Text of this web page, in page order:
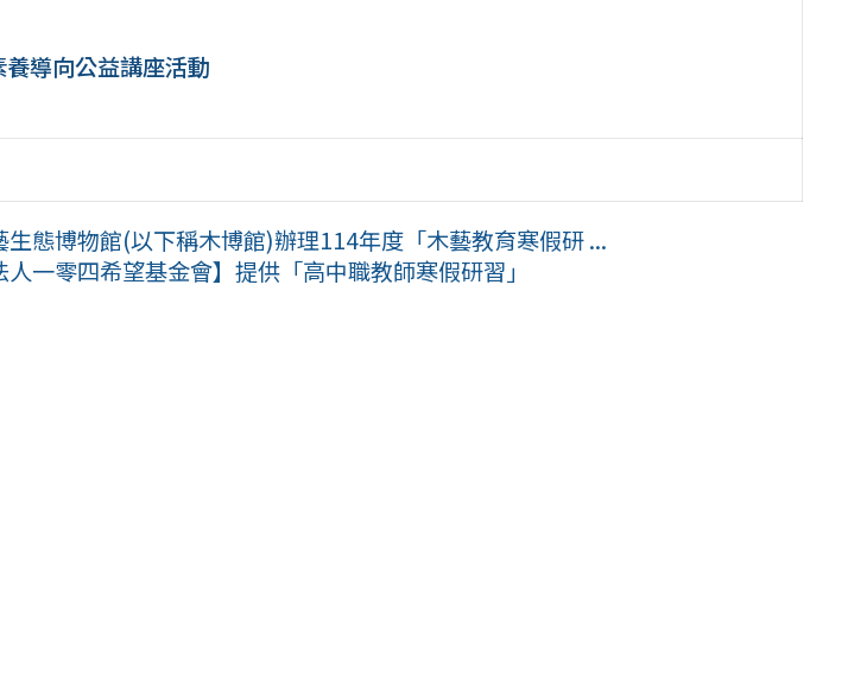
導向公益講座活動
生態博物館(以下稱木博館)辦理114年度「木藝教育寒假研 ...
人一零四希望基金會】提供「高中職教師寒假研習」